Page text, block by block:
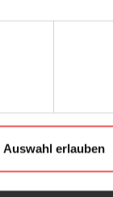
Auswahl erlauben